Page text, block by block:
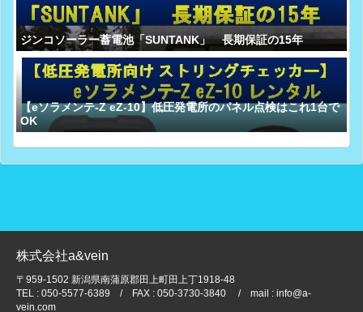
ジンコソーラー蓄電池「SUNTANK」 長期保証の15年
【eソラメンテ-Z eZ-10】低圧発電所のパネル点検はこれ1台で
OK
株式会社a&vein
〒959-1502 新潟県南蒲原郡田上町田上丁1918-48
TEL : 050-5577-6389 / FAX : 050-3730-3840 / mail : info@a-
vein.com